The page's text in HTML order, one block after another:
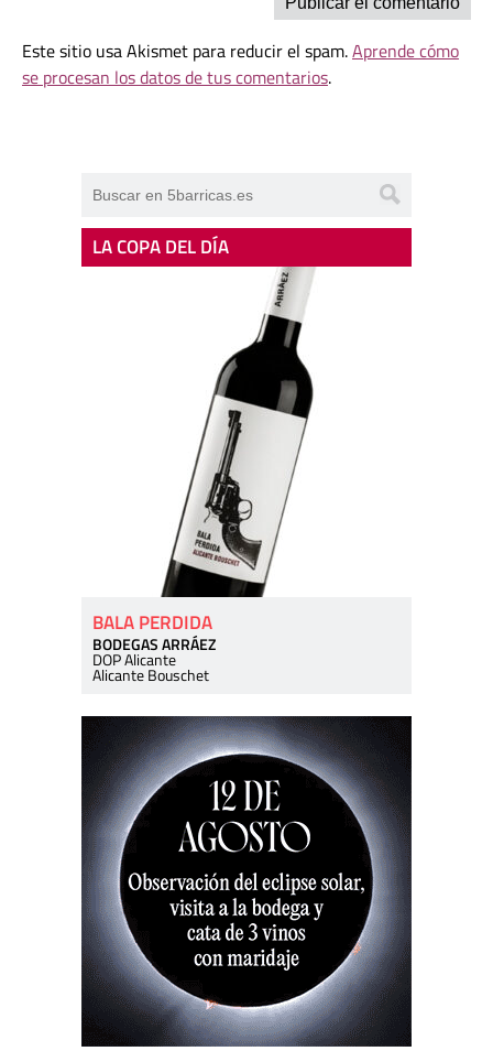
Este sitio usa Akismet para reducir el spam.Aprende cómo
se procesan los datos de tus comentarios.
LA COPA DEL DÍA
BALA PERDIDA
BODEGAS ARRÁEZ
DOP Alicante
Alicante Bouschet